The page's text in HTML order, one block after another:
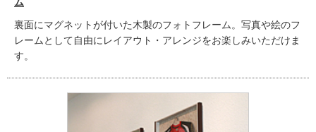
裏面にマグネットが付いた木製のフォトフレーム。写真や絵のフ
レームとして自由にレイアウト・アレンジをお楽しみいただけま
す。